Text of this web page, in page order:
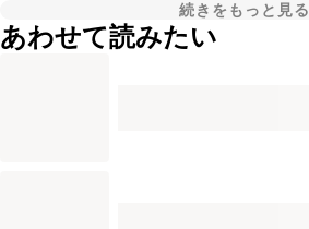
続きをもっと見る
あわせて読みたい